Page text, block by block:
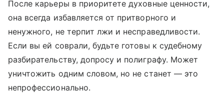
После карьеры в приоритете духовные ценности,
она всегда избавляется от притворного и
ненужного, не терпит лжи и несправедливости.
Если вы ей соврали, будьте готовы к судебному
разбирательству, допросу и полиграфу. Может
уничтожить одним словом, но не станет — это
непрофессионально.